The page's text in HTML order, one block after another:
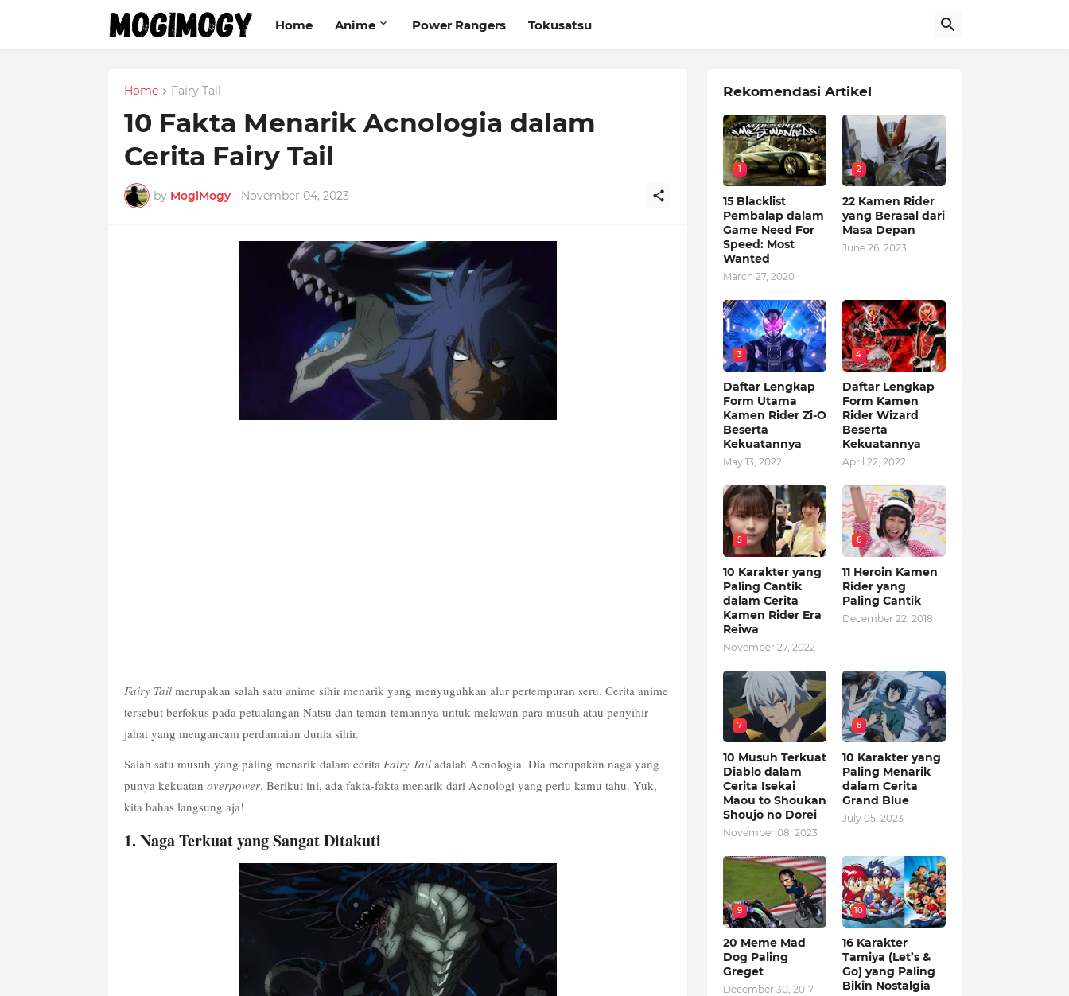
Home Anime Power Rangers Tokusatsu
Home Fairy Tail
10 Fakta Menarik Acnologia dalam
Cerita Fairy Tail
by MogiMogy - November 04, 2023
Fairy Tail merupakan salah satu anime sihir menarik yang menyuguhkan alur pertempuran seru. Cerita anime
tersebut berfokus pada petualangan Natsu dan teman-temannya untuk melawan para musuh atau penyihir
jahat yang mengancam perdamaian dunia sihir.
Salah satu musuh yang paling menarik dalam cerita Fairy Tail adalah Acnologia. Dia merupakan naga yang
punya kekuatan overpower. Berikut ini, ada fakta-fakta menarik dari Acnologi yang perlu kamu tahu. Yuk,
kita bahas langsung aja!
1. Naga Terkuat yang Sangat Ditakuti
Rekomendasi Artikel
1
15 Blacklist
Pembalap dalam
Game Need For
Speed: Most
Wanted
March 27, 2020
2
22 Kamen Rider
yang Berasal dari
Masa Depan
June 26, 2023
3
Daftar Lengkap
Form Utama
Kamen Rider Zi-O
Beserta
Kekuatannya
May 13, 2022
4
Daftar Lengkap
Form Kamen
Rider Wizard
Beserta
Kekuatannya
April 22, 2022
5
10 Karakter yang
Paling Cantik
dalam Cerita
Kamen Rider Era
Reiwa
November 27, 2022
6
11 Heroin Kamen
Rider yang
Paling Cantik
December 22, 2018
7
10 Musuh Terkuat
Diablo dalam
Cerita Isekai
Maou to Shoukan
Shoujo no Dorei
November 08, 2023
8
10 Karakter yang
Paling Menarik
dalam Cerita
Grand Blue
July 05, 2023
9
20 Meme Mad
Dog Paling
Greget
December 30, 2017
10
16 Karakter
Tamiya (Let’s &
Go) yang Paling
Bikin Nostalgia